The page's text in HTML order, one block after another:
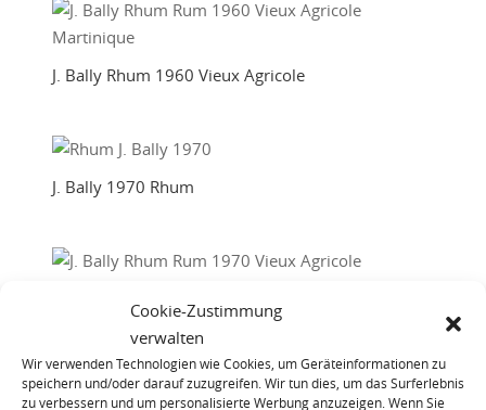
Cookie-Zustimmung
verwalten
Wir verwenden Technologien wie Cookies, um Geräteinformationen zu
speichern und/oder darauf zuzugreifen. Wir tun dies, um das Surferlebnis
zu verbessern und um personalisierte Werbung anzuzeigen. Wenn Sie
J. Bally Rhum 1960 Vieux Agricole
J. Bally 1970 Rhum